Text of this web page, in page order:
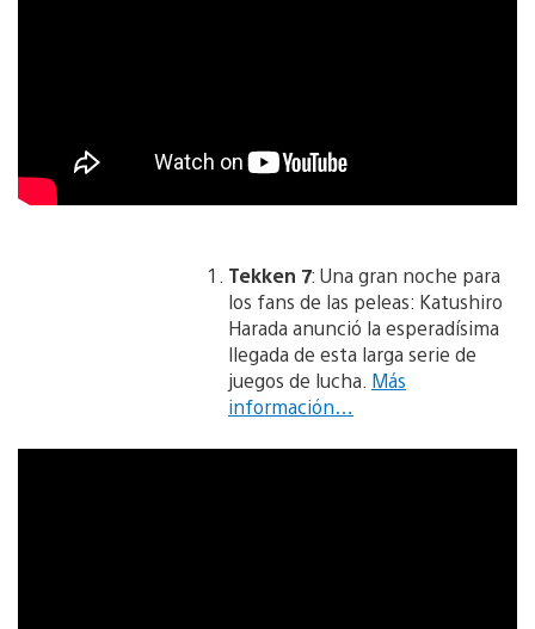
Tekken 7: Una gran noche para
los fans de las peleas: Katushiro
Harada anunció la esperadísima
llegada de esta larga serie de
juegos de lucha. Más
información…